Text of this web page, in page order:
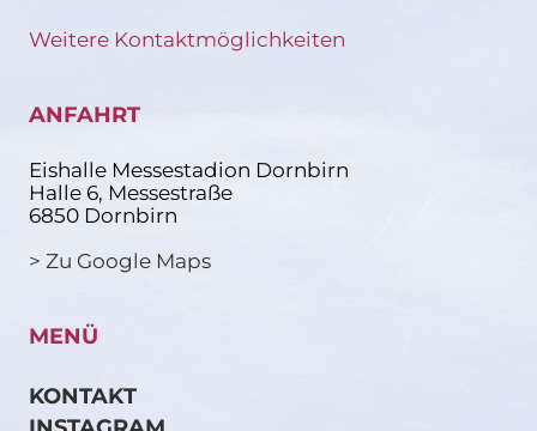
Weitere Kontaktmöglichkeiten
ANFAHRT
Eishalle Messestadion Dornbirn
Halle 6, Messestraße
6850 Dornbirn
> Zu Google Maps
MENÜ
KONTAKT